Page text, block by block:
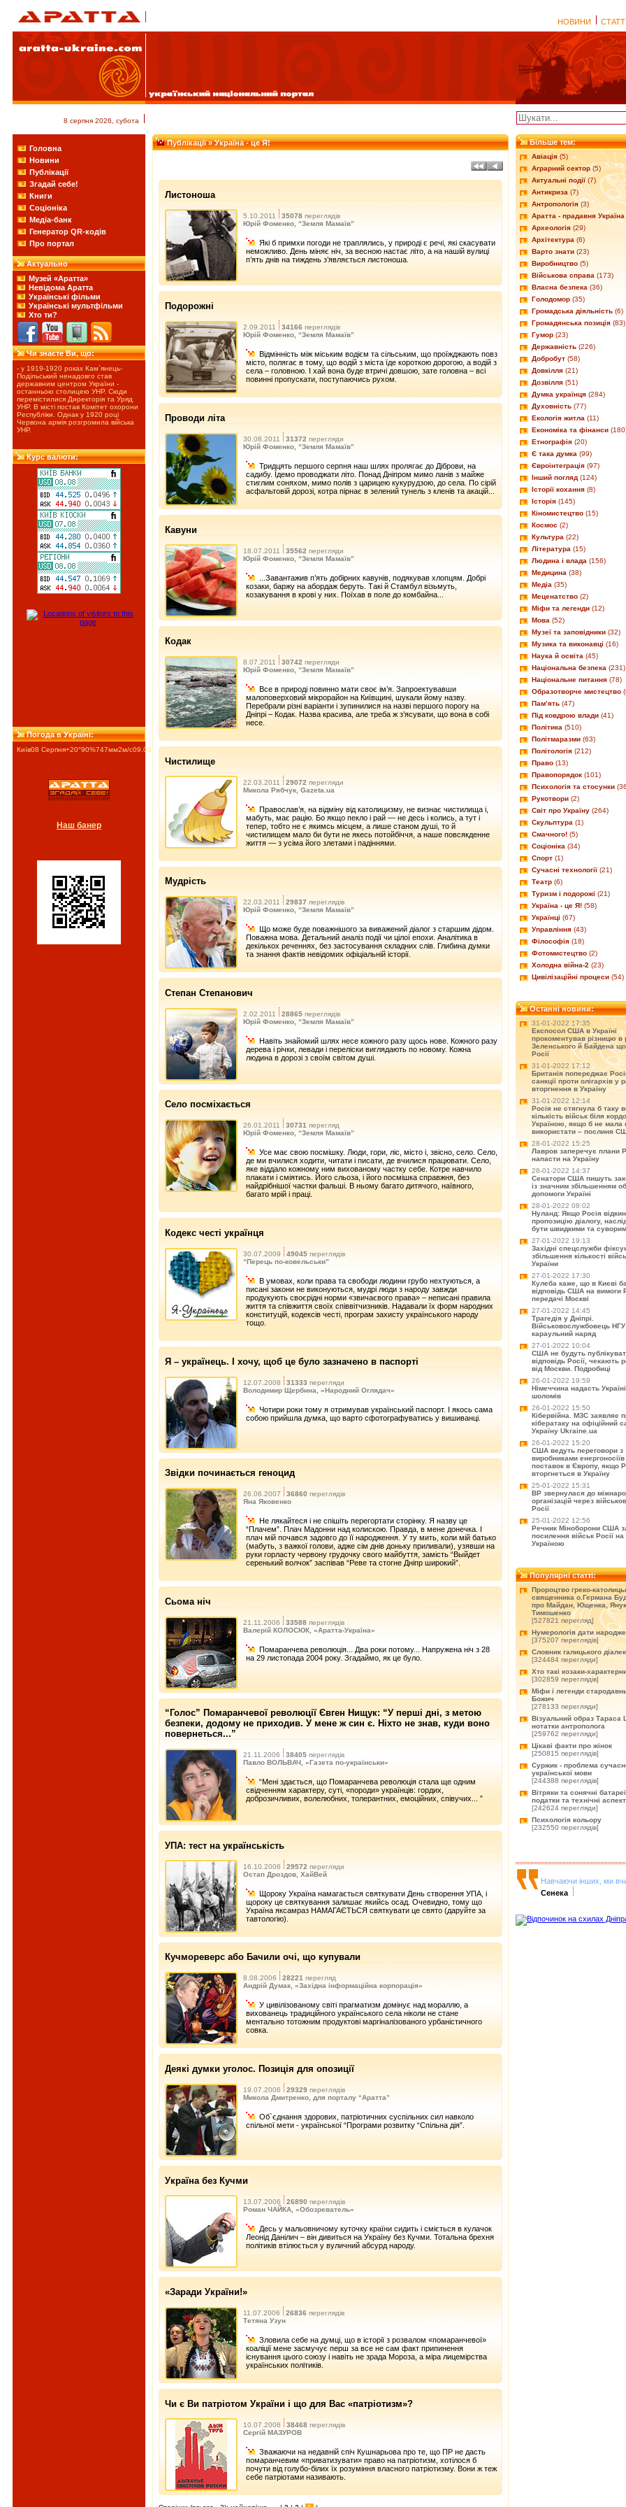
НОВИНИ СТАТТІ
8 серпня 2026, субота
Головна
Новини
Публікації
Згадай себе!
Книги
Соціоніка
Медіа-банк
Генератор QR-кодів
Про портал
Актуально
Музей «Аратта»
Невідома Аратта
Українські фільми
Українські мультфільми
Хто ти?
Чи знаєте Ви, що:
- у 1919-1920 роках Кам`янець-
Подільський ненадовго став
державним центром України -
останньою столицею УНР. Сюди
перемістилися Директорія та Уряд
УНР. В місті постав Комітет охорони
Республіки. Однак у 1920 році
Червона армія розгромила війська
УНР.
Курс валюти:
Погода в Україні:
Київ08 Серпня+20°90%747мм2м/c09.08+26°
Наш банер
Публікації» Україна - це Я!
Листоноша
5.10.2011 35078 переглядів
Юрій Фоменко, “Земля Мамаїв”
Які б примхи погоди не траплялись, у природі є речі, які скасувати
неможливо. День міняє ніч, за весною настає літо, а на нашій вулиці
п’ять днів на тиждень з’являється листоноша.
Подорожні
2.09.2011 34166 переглядів
Юрій Фоменко, “Земля Мамаїв”
Відмінність між міським водієм та сільським, що проїжджають повз
місто, полягає в тому, що водій з міста їде короткою дорогою, а водій з
села – головною. І хай вона буде втричі довшою, зате головна – всі
повинні пропускати, поступаючись рухом.
Проводи літа
30.08.2011 31372 перегляди
Юрій Фоменко, “Земля Мамаїв”
Тридцять першого серпня наш шлях пролягає до Діброви, на
садибу. Їдемо проводжати літо. Понад Дніпром мимо ланів з майже
стиглим соняхом, мимо полів з царицею кукурудзою, до села. По сірій
асфальтовій дорозі, котра пірнає в зелений тунель з кленів та акацій...
Кавуни
18.07.2011 35562 перегляди
Юрій Фоменко, “Земля Мамаїв”
...Завантажив п’ять добірних кавунів, подякував хлопцям. Добрі
козаки, баржу на абордаж беруть. Такі й Стамбул візьмуть,
козакування в крові у них. Поїхав в поле до комбайна...
Кодак
8.07.2011 30742 перегляди
Юрій Фоменко, “Земля Мамаїв”
Все в природі повинно мати своє ім’я. Запроектувавши
малоповерховий мікрорайон на Київщині, шукали йому назву.
Перебрали різні варіанти і зупинилися на назві першого порогу на
Дніпрі – Кодак. Назва красива, але треба ж з’ясувати, що вона в собі
несе.
Чистилище
22.03.2011 29072 перегляди
Микола Рябчук, Gazeta.ua
Православ’я, на відміну від католицизму, не визнає чистилища і,
мабуть, має рацію. Бо якщо пекло і рай — не десь і колись, а тут і
тепер, тобто не є якимсь місцем, а лише станом душі, то й
чистилищем мало би бути не якесь потойбіччя, а наше повсякденне
життя — з усіма його злетами і падіннями.
Мудрість
22.03.2011 29837 переглядів
Юрій Фоменко, “Земля Мамаїв”
Що може буде поважнішого за виважений діалог з старшим дідом.
Поважна мова. Детальний аналіз події чи цілої епохи. Аналітика в
декількох реченнях, без застосування складних слів. Глибина думки
та знання фактів невідомих офіціальній історії.
Степан Степанович
2.02.2011 28865 переглядів
Юрій Фоменко, “Земля Мамаїв”
Навіть знайомий шлях несе кожного разу щось нове. Кожного разу
дерева і річки, левади і переліски виглядають по новому. Кожна
людина в дорозі з своїм світом душі.
Село посміхається
26.01.2011 30731 перегляд
Юрій Фоменко, “Земля Мамаїв”
Усе має свою посмішку. Люди, гори, ліс, місто і, звісно, село. Село,
де ми вчилися ходити, читати і писати, де вчилися працювати. Село,
яке віддало кожному ним вихованому частку себе. Котре навчило
плакати і сміятись. Його сльоза, і його посмішка справжня, без
найдрібнішої частки фальші. В ньому багато дитячого, наївного,
багато мрій і праці.
Кодекс честі українця
30.07.2009 49045 переглядів
“Перець по-ковельськи”
В умовах, коли права та свободи людини грубо нехтуються, а
писані закони не виконуються, мудрі люди з народу завжди
продукують своєрідні норми «звичаєвого права» – неписані правила
життя та співжиття своїх співвітчизників. Надавали їх форм народних
конституцій, кодексів честі, програм захисту українського народу
тощо.
Я – українець. І хочу, щоб це було зазначено в паспорті
12.07.2008 31333 перегляди
Володимир Щербина, «Народний Оглядач»
Чотири роки тому я отримував український паспорт. І якось сама
собою прийшла думка, що варто сфотографуватись у вишиванці.
Звідки починається геноцид
26.06.2007 36860 переглядів
Яна Яковенко
Не лякайтеся і не спішіть перегортати сторінку. Я назву це
“Плачем”. Плач Мадонни над колискою. Правда, в мене донечка. І
плач мій почався задовго до її народження. У ту мить, коли мій батько
(мабуть, з важкої голови, адже сім днів доньку приливали), узявши на
руки горласту червону грудочку свого майбуття, замість “Выйдет
серенький волчок” заспівав “Реве та стогне Дніпр широкий”.
Сьома ніч
21.11.2006 33588 переглядів
Валерій КОЛОСЮК, «Аратта-Україна»
Помаранчева революція... Два роки потому... Напружена ніч з 28
на 29 листопада 2004 року. Згадаймо, як це було.
“Голос” Помаранчевої революції Євген Нищук: “У перші дні, з метою
безпеки, додому не приходив. У мене ж син є. Ніхто не знав, куди воно
повернеться...”
21.11.2006 38405 переглядів
Павло ВОЛЬВАЧ, «Газета по-українськи»
“Мені здається, що Помаранчева революція стала ще одним
свідченням характеру, суті, «породи» українців: гордих,
доброзичливих, волелюбних, толерантних, емоційних, співучих... ”
УПА: тест на українськість
16.10.2006 29572 перегляди
Остап Дроздов, ХайВей
Щороку Україна намагається святкувати День створення УПА, і
щороку це святкування залишає якийсь осад. Очевидно, тому що
Україна яксамраз НАМАГАЄТЬСЯ святкувати це свято (даруйте за
тавтологію).
Кучмореверс або Бачили очі, що купували
8.08.2006 28221 перегляд
Андрій Думак, «Західна iнформаційна корпорація»
У цивілізованому світі прагматизм домінує над мораллю, а
вихованець традиційного українського села ніколи не стане
ментально тотожним продуктові маргіналізованого урбаністичного
совка.
Деякі думки уголос. Позиція для опозиції
19.07.2006 29329 переглядів
Микола Дмитренко, для порталу “Аратта”
Об`єднання здорових, патріотичних суспільних сил навколо
спільної мети - української “Програми розвитку “Спільна дія”.
Україна без Кучми
13.07.2006 26890 переглядів
Роман ЧАЙКА, «Обозреватель»
Десь у мальовничому куточку країни сидить і сміється в кулачок
Леонід Данілич – він дивиться на Україну без Кучми. Тотальна брехня
політиків втілюється у вуличний абсурд народу.
«Заради України!»
11.07.2006 26836 переглядів
Тетяна Узун
Зловила себе на думці, що в історії з розвалом «помаранчевої»
коаліції мене засмучує перш за все не сам факт припинення
існування цього союзу і навіть не зрада Мороза, а міра лицемірства
українських політиків.
Чи є Ви патріотом України і що для Вас «патріотизм»?
10.07.2006 38468 переглядів
Сергій МАЗУРОВ
Зважаючи на недавній спіч Кушнарьова про те, що ПР не дасть
помаранчевим «приватизувати» право на патріотизм, хотілося б
почути від голубо-білих їх розуміння власного патріотизму. Вони ж теж
себе патріотами називають.
Більше тем:
Авіація (5)
Аграрний сектор(5)
Актуальні події(7)
Антикриза (7)
Антропологія(3)
Аратта - прадавня Україна
Археологія (29)
Архітектура (6)
Варто знати (23)
Виробництво (5)
Військова справа (173)
Власна безпека (36)
Голодомор (35)
Громадська діяльність (6)
Громадянська позиція (83)
Гумор (23)
Державність (226)
Добробут (58)
Довкілля (21)
Дозвілля (51)
Думка українця (284)
Духовність (77)
Екологія житла (11)
Економіка та фінанси
Етнографія (20)
Є така думка (99)
Євроінтеграція (97)
Інший погляд (124)
Історії кохання (8)
Історія (145)
Кіномистецтво (15)
Космос (2)
Культура (22)
Література (15)
Людина і влада (156)
Медицина (38)
Медіа (35)
Меценатство (2)
Міфи та легенди (12)
Мова (52)
Музеї та заповідники (32)
Музика та виконавці (16)
Наука й освіта (45)
Національна безпека (231)
Національне питання (78)
Образотворче мистецтво
Пам’ять (47)
Під ковдрою влади (41)
Політика (510)
Політмаразми (63)
Політологія (212)
Право (13)
Правопорядок (101)
Психологія та стосунки
Рукотвори (2)
Світ про Україну (264)
Скульптура (1)
Смачного! (5)
Соціоніка (34)
Спорт (1)
Сучасні технології (21)
Театр (6)
Туризм і подорожі (21)
Україна - це Я! (58)
Українці (67)
Управління (43)
Філософія (18)
Фотомистецтво (2)
Холодна війна-2 (23)
Цивілізаційні процеси (54)
Останні новини:
31-01-2022 17:35
Експосол США в Україні
прокоментував різницю в
Зеленського й Байдена
Росії
31-01-2022 17:12
Британія попереджає
санкції проти олігархів у
вторгнення в Україну
31-01-2022 12:14
Росія не стягнула б таку
кількість військ біля
Україною, якщо б не мала
використати – послиня
28-01-2022 15:25
Лавров заперечує плани
напасти на Україну
28-01-2022 14:37
Сенатори США пишуть
із значним збільшенням
допомоги Україні
28-01-2022 08:02
Нуланд: Якщо Росія
пропозицію діалогу,
бути швидкими та
27-01-2022 19:13
Західні спецслужби
збільшення кількості
України
27-01-2022 17:30
Кулеба каже, що в Києві
відповідь США на вимоги
передачі Москві
27-01-2022 14:45
Трагедія у Дніпрі.
Військовослужбовець НГУ
караульний наряд
27-01-2022 10:04
США не будуть
відповідь Росії, чекають
від Москви. Подробиці
26-01-2022 19:59
Німеччина надасть
шоломів
26-01-2022 15:50
Кібервійна. МЗС заявляє
кібератаку на офіційний
Україну Ukraine.ua
26-01-2022 15:20
США ведуть переговори з
виробниками
поставок в Європу, якщо
вторгнеться в Україну
25-01-2022 15:31
ВР звернулася до
організацій через
Росії
25-01-2022 12:56
Речник Міноборони США
посилення військ Росії на
Україною
Популярні статті:
Пророцтво греко-
священника о.Германа
про Майдан, Ющенка,
Тимошенко
[527821 перегляд]
Нумерологія дати
[375207 переглядів]
Словник галицького
[324484 перегляди]
Хто такі козаки-
[302859 переглядів]
Міфи і легенди
Божич
[278133 перегляди]
Візуальний образ Тараса
нотатки антрополога
[259762 перегляди]
Цікаві факти про жінок
[250815 переглядів]
Суржик - проблема
української мови
[244388 переглядів]
Вітряки та сонячні
податки та технічні
[242624 перегляди]
Психологія кольору
[232550 переглядів]
Навчаючи інших, ми
Сенека